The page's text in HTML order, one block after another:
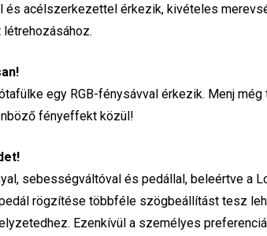
és acélszerkezettel érkezik, kivételes
egy RGB-fénysávval érkezik. Menj
fényeffekt közül!
sebességváltóval és pedállal, beleértve a
rögzítése többféle szögbeállítást tesz
Ezenkívül a személyes